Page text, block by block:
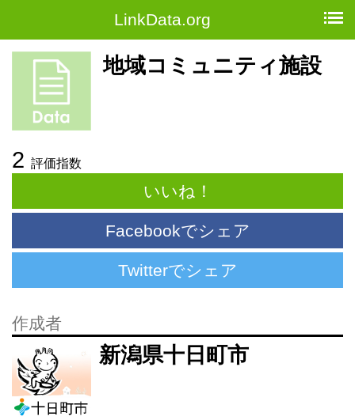
LinkData.org
地域コミュニティ施設
2 評価指数
いいね！
Facebookでシェア
Twitterでシェア
作成者
新潟県十日町市